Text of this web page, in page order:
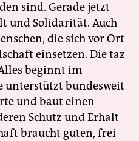
sind. Gerade jetzt
und Solidarität. Auch
die sich vor Ort
einsetzen. Die taz
beginnt im
unterstützt bundesweit
und baut einen
Schutz und Erhalt
braucht guten, frei